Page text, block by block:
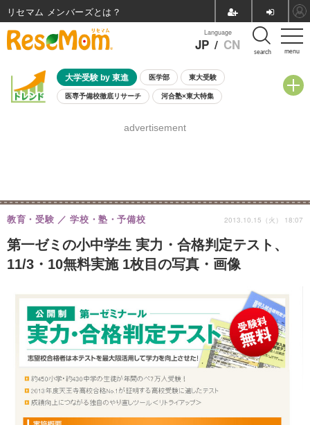
menu
Language
JP / CN search
大学受験 by 東進 医学部 東大受験
医専予備校徹底リサーチ 河合塾×東大特集
8月開催学校説明会・相談会
advertisement
第一ゼミの小中学生 実力・合格判定テスト、
11/3・10無料実施 1枚目の写真・画像
教育・受験 学校・塾・予備校 2013.10.15（火） 18:07
リセマム メンバーズ